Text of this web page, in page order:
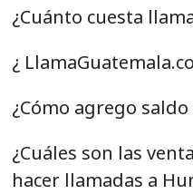
¿Cuánto cuesta
¿
¿Cómo agrego
¿Cuáles son las
hacer llamadas a